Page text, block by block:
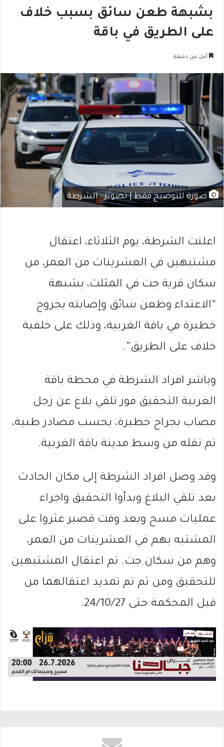
بشبهة طعن سائق بسبب خلاف
على الطريق في باقة
أقل من دقيقة
صورة للتوضيح فقط | تصوير : الشرطة
اعلنت الشرطة، يوم الثلاثاء، اعتقال
مشتبهين في العشرينات من العمر، من
سكان قرية جت في المثلث، بشبهة
“الاعتداء وطعن سائق وإصابته بجروح
خطيرة في باقة الغربية، وذلك على خلفية
خلاف على الطريق”.
وباشر افراد الشرطة في محطة باقة
الغربية التحقيق فور تلقي بلاغ عن رجل
مصاب بجراح خطيرة، بحسب مصادر طبية،
تم نقله من وسط مدينة باقة الغربية.
وقد وصل افراد الشرطة إلى مكان الحادث
بعد تلقي البلاغ وبدأوا التحقيق واجراء
عمليات مسح وبعد وقت قصير عثروا على
المشتبه بهم في العشرينات من العمر،
وهم من سكان جت. تم اعتقال المشتبهين
للتحقيق ومن ثم تم تمديد اعتقالهما من
قبل المحكمة حتى 24/10/27.